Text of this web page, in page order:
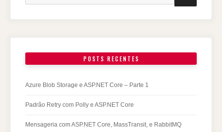
POSTS RECENTES
Azure Blob Storage e ASP.NET Core – Parte 1
Padrão Retry com Polly e ASP.NET Core
Mensageria com ASP.NET Core, MassTransit, e RabbitMQ